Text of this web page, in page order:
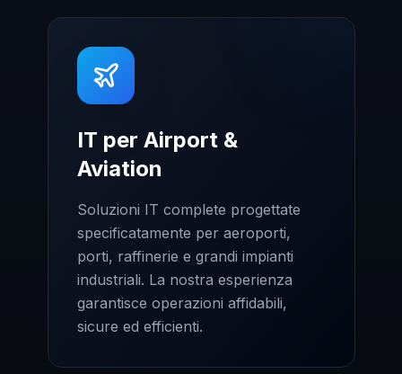
IT per Airport &
Aviation
Soluzioni IT complete progettate
specificatamente per aeroporti,
porti, raffinerie e grandi impianti
industriali. La nostra esperienza
garantisce operazioni affidabili,
sicure ed efficienti.